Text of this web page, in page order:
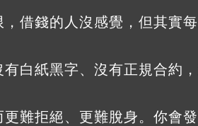
借錢的人沒感覺，但其實每
白紙黑字、沒有正規合約
難拒絕、更難脫身。你會